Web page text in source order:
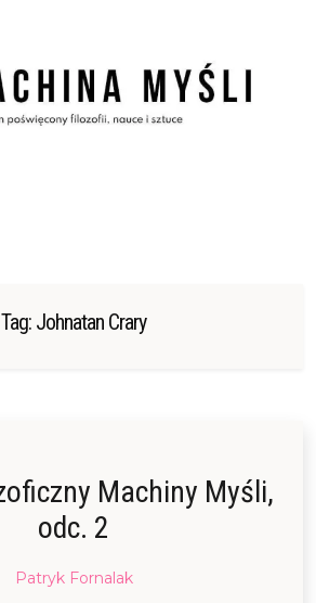
Tag: Johnatan Crary
Machiny Myśli,
odc. 2
Posted
Patryk Fornalak